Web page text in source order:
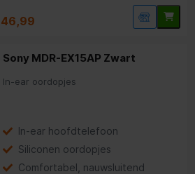
46,99
Sony MDR-EX15AP Zwart
In-ear oordopjes
In-ear hoofdtelefoon
Siliconen oordopjes
Comfortabel, nauwsluitend